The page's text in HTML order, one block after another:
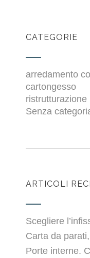
CATEGORIE
arredamento
cartongesso
ristrutturazione
Senza
ARTICOLI
Scegliere
Carta da
Porte interne.